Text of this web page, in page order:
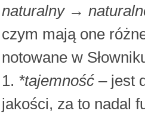
naturalny →
czym mają one
notowane w
1. *tajemność – jest
jakości, za to nadal